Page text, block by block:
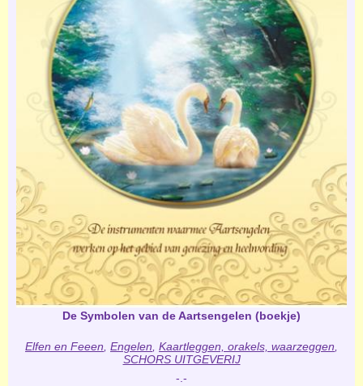
De Symbolen van de Aartsengelen (boekje)
Elfen en Feeen Engelen Kaartleggen, orakels, waarzeggen
SCHORS UITGEVERIJ
-.-